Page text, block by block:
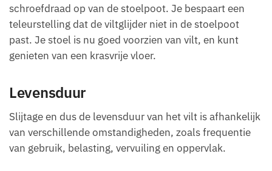
schroefdraad op van de stoelpoot. Je bespaart een
teleurstelling dat de viltglijder niet in de stoelpoot
past. Je stoel is nu goed voorzien van vilt, en kunt
genieten van een krasvrije vloer.
Levensduur
Slijtage en dus de levensduur van het vilt is afhankelijk
van verschillende omstandigheden, zoals frequentie
van gebruik, belasting, vervuiling en oppervlak.